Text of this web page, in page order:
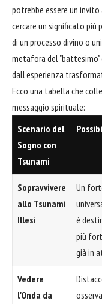
potrebbe essere un
cercare un significato
di un processo divino o
metafora del "battesimo"
dall'esperienza
Ecco una tabella che
messaggio spirituale:
Scenario del
Sogno con
Tsunami
Sopravvivere
allo Tsunami
Illesi
Un
è
più
già in
Vedere
l'Onda da